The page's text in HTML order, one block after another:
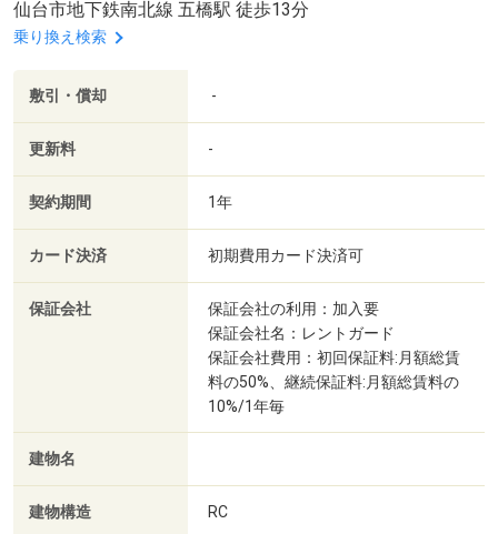
仙台市地下鉄南北線 五橋駅 徒歩13分
乗り換え検索
敷引・償却 -
更新料 -
契約期間 1年
カード決済 初期費用カード決済可
保証会社
保証会社の利用：加入要
保証会社名：レントガード
保証会社費用：初回保証料:月額総賃
料の50%、継続保証料:月額総賃料の
10%/1年毎
建物名
建物構造 RC